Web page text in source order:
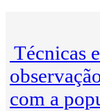
Técnicas
com a